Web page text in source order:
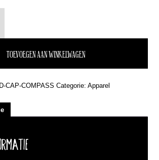
TOEVOEGEN AAN WINKELWAGEN
CAP-COMPASS Categorie:Apparel